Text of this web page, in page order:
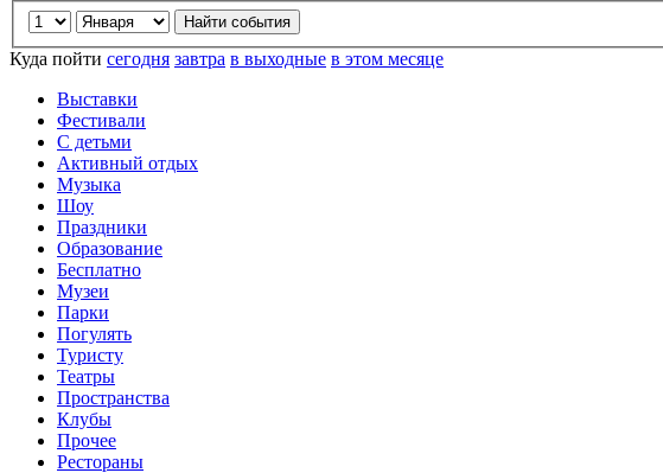
Куда пойти сегодня завтра в выходные в этом месяце
Выставки
Фестивали
С детьми
Активный отдых
Музыка
Шоу
Праздники
Образование
Бесплатно
Музеи
Парки
Погулять
Туристу
Театры
Пространства
Клубы
Прочее
Рестораны